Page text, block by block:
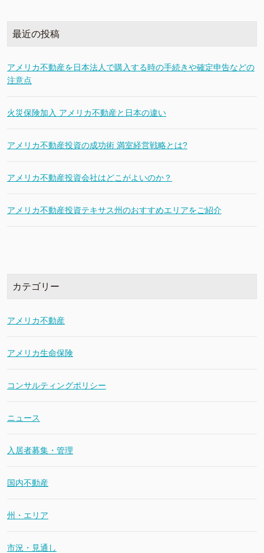
最近の投稿
アメリカ不動産を日本法人で購入する時の手続きや確定申告などの
注意点
火災保険加入 アメリカ不動産と日本の違い
アメリカ不動産投資の成功術 満室経営戦略とは?
アメリカ不動産投資会社はどこがよいのか？
アメリカ不動産投資テキサス州のおすすめエリアをご紹介
カテゴリー
アメリカ不動産
アメリカ生命保険
コンサルティングポリシー
ニュース
入居者募集・管理
国内不動産
州・エリア
市況・見通し